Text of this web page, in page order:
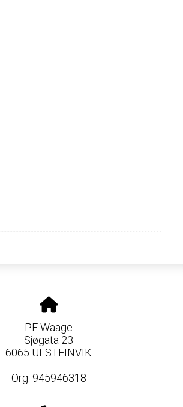
PF Waage
Sjøgata 23
6065 ULSTEINVIK
Org. 945946318